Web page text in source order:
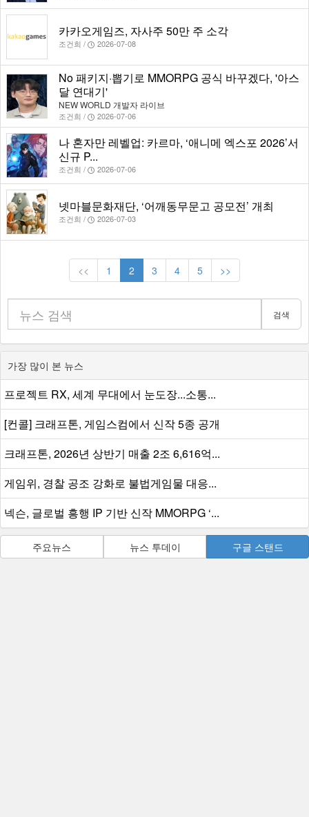
카카오게임즈, 자사주 50만 주 소각
조건희 / 2026-07-08
No 패키지·뽑기로 MMORPG 공식 바꾸겠다, '아스
달 연대기'
NEW WORLD 개발자 라이브
조건희 / 2026-07-06
나 혼자만 레벨업: 카르마, ‘애니메 엑스포 2026’서
신규 P...
조건희 / 2026-07-06
넷마블문화재단, ‘어깨동무문고 공모전’ 개최
조건희 / 2026-07-03
<< 1 2 3 4 5 >>
검색
가장 많이 본 뉴스
프로젝트 RX, 세계 무대에서 눈도장...소통...
[컨콜] 크래프톤, 게임스컴에서 신작 5종 공개
크래프톤, 2026년 상반기 매출 2조 6,616억...
게임위, 경찰 공조 강화로 불법게임물 대응...
넥슨, 글로벌 흥행 IP 기반 신작 MMORPG ‘...
주요뉴스 뉴스 투데이 구글 스탠드